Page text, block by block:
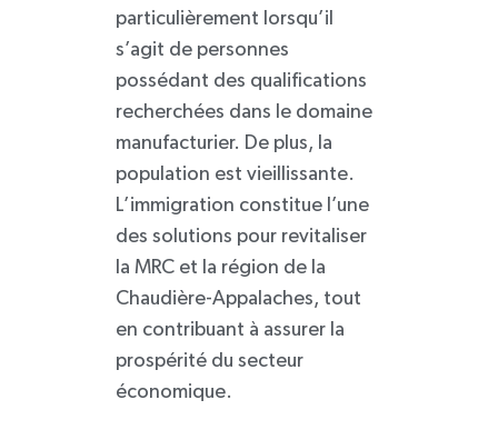
particulièrement lorsqu’il
s’agit de personnes
possédant des qualifications
recherchées dans le domaine
manufacturier. De plus, la
population est vieillissante.
L’immigration constitue l’une
des solutions pour revitaliser
la MRC et la région de la
Chaudière-Appalaches, tout
en contribuant à assurer la
prospérité du secteur
économique.